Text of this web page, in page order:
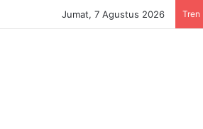
Jumat, 7 Agustus 2026 Tren